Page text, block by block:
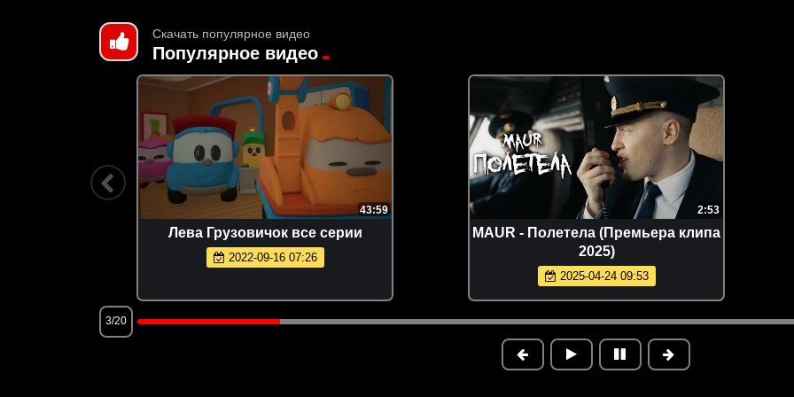
Скачать популярное видео
Популярное видео
43:59
Лева Грузовичок все серии
2022-09-16 07:26
2:53
MAUR - Полетела (Премьера клипа
2025)
2025-04-24 09:53
3/20